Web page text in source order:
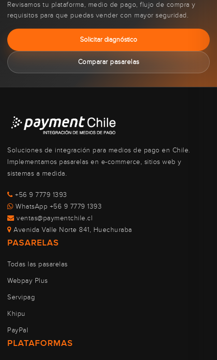
Revisamos tu plataforma, medio de pago, flujo de compra y
requisitos para que puedas vender con mayor seguridad.
Solicitar diagnóstico
Comparar pasarelas
Soluciones de integración para medios de pago en Chile.
Implementamos pasarelas en e-commerce, sitios web y
sistemas a medida.
+56 9 7779 1393
WhatsApp +56 9 7779 1393
ventas@paymentchile.cl
Avenida Valle Norte 841, Huechuraba
PASARELAS
Todas las pasarelas
Webpay Plus
Servipag
Khipu
PayPal
PLATAFORMAS